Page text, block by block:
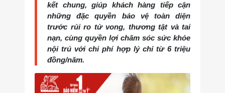
kết chung, giúp khách hàng tiếp cận
những đặc quyền bảo vệ toàn diện
trước rủi ro tử vong, thương tật và tai
nạn, cùng quyền lợi chăm sóc sức khỏe
nội trú với chi phí hợp lý chỉ từ 6 triệu
đồng/năm.